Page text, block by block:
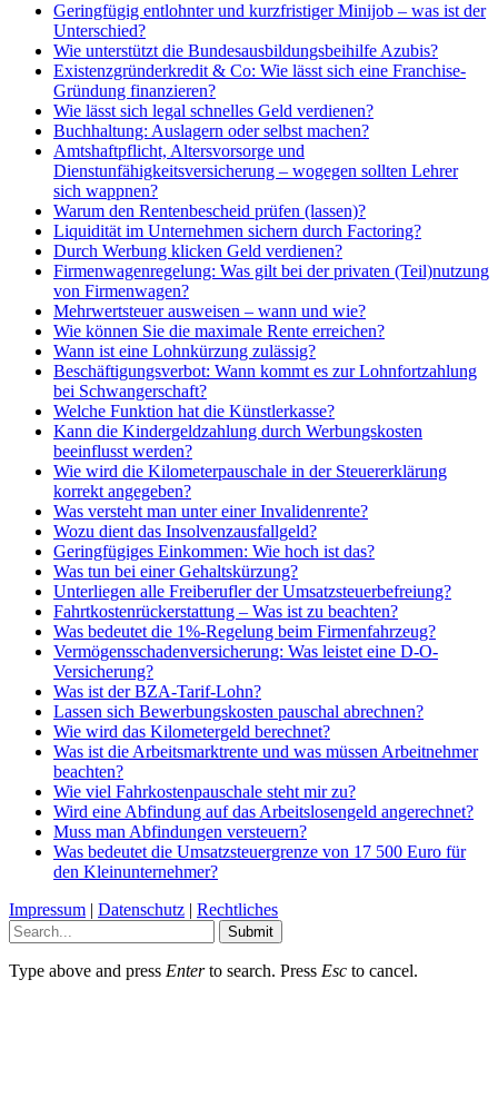
Geringfügig entlohnter und kurzfristiger Minijob – was ist der
Unterschied?
Wie unterstützt die Bundesausbildungsbeihilfe Azubis?
Existenzgründerkredit & Co: Wie lässt sich eine Franchise-
Gründung finanzieren?
Wie lässt sich legal schnelles Geld verdienen?
Buchhaltung: Auslagern oder selbst machen?
Amtshaftpflicht, Altersvorsorge und
Dienstunfähigkeitsversicherung – wogegen sollten Lehrer
sich wappnen?
Warum den Rentenbescheid prüfen (lassen)?
Liquidität im Unternehmen sichern durch Factoring?
Durch Werbung klicken Geld verdienen?
Firmenwagenregelung: Was gilt bei der privaten (Teil)nutzung
von Firmenwagen?
Mehrwertsteuer ausweisen – wann und wie?
Wie können Sie die maximale Rente erreichen?
Wann ist eine Lohnkürzung zulässig?
Beschäftigungsverbot: Wann kommt es zur Lohnfortzahlung
bei Schwangerschaft?
Welche Funktion hat die Künstlerkasse?
Kann die Kindergeldzahlung durch Werbungskosten
beeinflusst werden?
Wie wird die Kilometerpauschale in der Steuererklärung
korrekt angegeben?
Was versteht man unter einer Invalidenrente?
Wozu dient das Insolvenzausfallgeld?
Geringfügiges Einkommen: Wie hoch ist das?
Was tun bei einer Gehaltskürzung?
Unterliegen alle Freiberufler der Umsatzsteuerbefreiung?
Fahrtkostenrückerstattung – Was ist zu beachten?
Was bedeutet die 1%-Regelung beim Firmenfahrzeug?
Vermögensschadenversicherung: Was leistet eine D-O-
Versicherung?
Was ist der BZA-Tarif-Lohn?
Lassen sich Bewerbungskosten pauschal abrechnen?
Wie wird das Kilometergeld berechnet?
Was ist die Arbeitsmarktrente und was müssen Arbeitnehmer
beachten?
Wie viel Fahrkostenpauschale steht mir zu?
Wird eine Abfindung auf das Arbeitslosengeld angerechnet?
Muss man Abfindungen versteuern?
Was bedeutet die Umsatzsteuergrenze von 17 500 Euro für
den Kleinunternehmer?
Impressum | Datenschutz | Rechtliches
Submit
Type above and press Enterto search. Press Esc to cancel.